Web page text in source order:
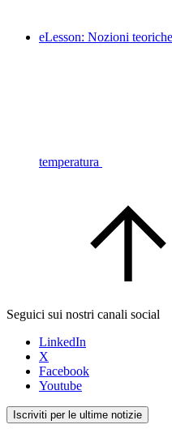
eLesson: Nozioni
temperatura
Seguici sui nostri canali social
LinkedIn
X
Facebook
Youtube
Iscriviti per le ultime notizie